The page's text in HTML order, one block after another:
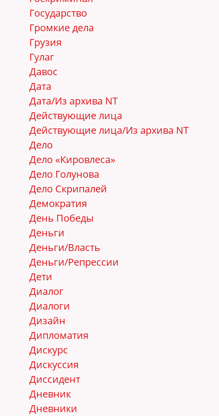
Государство
Громкие дела
Грузия
Гулаг
Давос
Дата
Дата/Из архива NT
Действующие лица
Действующие лица/Из архива NT
Дело
Дело «Кировлеса»
Дело Голунова
Дело Скрипалей
Демократия
День Победы
Деньги
Деньги/Власть
Деньги/Репрессии
Дети
Диалог
Диалоги
Дизайн
Дипломатия
Дискурс
Дискуссия
Диссидент
Дневник
Дневники